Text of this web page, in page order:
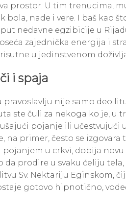
prostor. U tim trenucima,
bola, nade i vere. I baš kao
nedavne egzibicije u
zajednička energija i
u jedinstvenom
i spaja
pravoslavlju nije samo deo
ste čuli za nekoga ko je, u
pojanje ili učestvujući
na primer, često se
pojanjem u crkvi, dobija
da prodire u svaku ćeliju tela,
Sv. Nektariju Eginskom,
gotovo hipnotično,